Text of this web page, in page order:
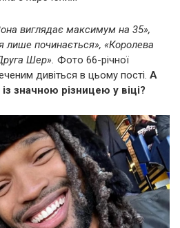
виглядає максимум на 35»,
лише починається», «Королева
Шер». Фото 66-річної
дивіться в цьому пості. А
значною різницею у віці?